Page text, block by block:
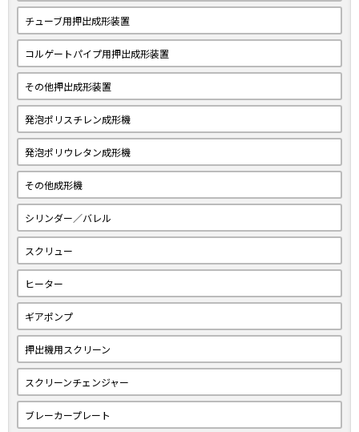
チューブ用押出成形装置
コルゲートパイプ用押出成形装置
その他押出成形装置
発泡ポリスチレン成形機
発泡ポリウレタン成形機
その他成形機
シリンダー／バレル
スクリュー
ヒーター
ギアポンプ
押出機用スクリーン
スクリーンチェンジャー
ブレーカープレート